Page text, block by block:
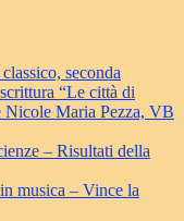
seconda
“Le città di
Nicole Maria Pezza, VB
– Risultati della
musica – Vince la